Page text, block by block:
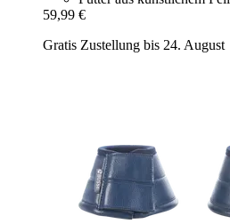
59,99 €
Gratis Zustellung bis 24. August